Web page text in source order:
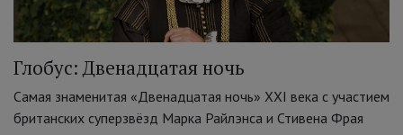
Глобус: Двенадцатая ночь
Самая знаменитая «Двенадцатая ночь» XXI века с участием
британских суперзвёзд Марка Райлэнса и Стивена Фрая